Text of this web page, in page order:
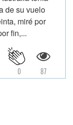
de su vuelo
miré por
fin,...
87
0